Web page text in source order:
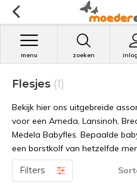
zoeken
menu
Flesjes (1)
Bekijk hier ons uitgebreide
voor een Ameda, Lansinoh,
Medela Babyfles. Bepaalde
een borstkolf van hetzelfde
Filters